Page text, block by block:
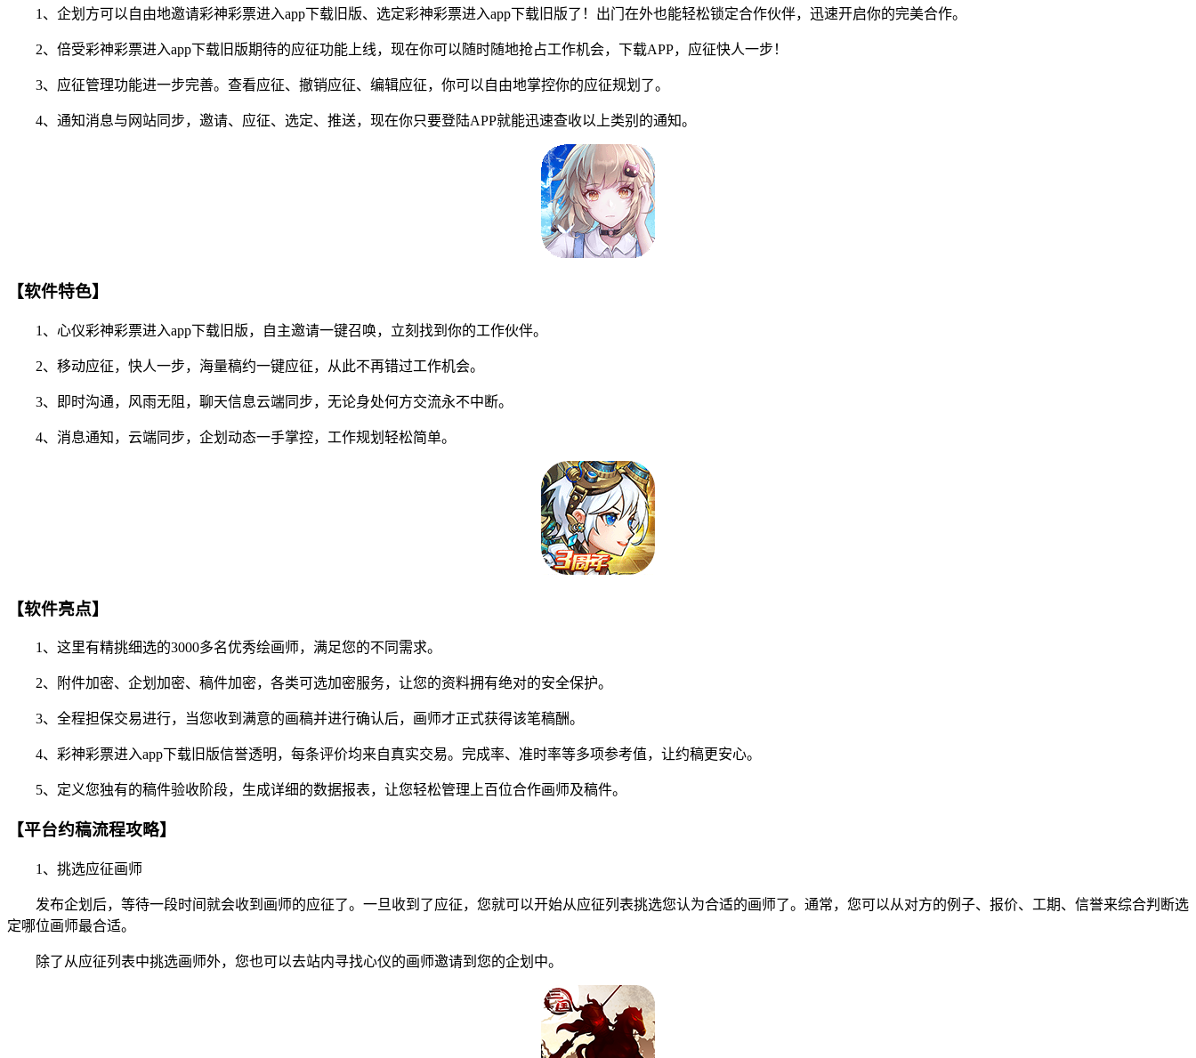
1、企划方可以自由地邀请彩神彩票进入app下载旧版、选定彩神彩票进入app下载旧版了！出门在外也能轻松锁定合作伙伴，迅速开启你的完美合作。
2、倍受彩神彩票进入app下载旧版期待的应征功能上线，现在你可以随时随地抢占工作机会，下载APP，应征快人一步！
3、应征管理功能进一步完善。查看应征、撤销应征、编辑应征，你可以自由地掌控你的应征规划了。
4、通知消息与网站同步，邀请、应征、选定、推送，现在你只要登陆APP就能迅速查收以上类别的通知。
【软件特色】
1、心仪彩神彩票进入app下载旧版，自主邀请一键召唤，立刻找到你的工作伙伴。
2、移动应征，快人一步，海量稿约一键应征，从此不再错过工作机会。
3、即时沟通，风雨无阻，聊天信息云端同步，无论身处何方交流永不中断。
4、消息通知，云端同步，企划动态一手掌控，工作规划轻松简单。
【软件亮点】
1、这里有精挑细选的3000多名优秀绘画师，满足您的不同需求。
2、附件加密、企划加密、稿件加密，各类可选加密服务，让您的资料拥有绝对的安全保护。
3、全程担保交易进行，当您收到满意的画稿并进行确认后，画师才正式获得该笔稿酬。
4、彩神彩票进入app下载旧版信誉透明，每条评价均来自真实交易。完成率、准时率等多项参考值，让约稿更安心。
5、定义您独有的稿件验收阶段，生成详细的数据报表，让您轻松管理上百位合作画师及稿件。
【平台约稿流程攻略】
1、挑选应征画师
发布企划后，等待一段时间就会收到画师的应征了。一旦收到了应征，您就可以开始从应征列表挑选您认为合适的画师了。通常，您可以从对方的例子、报价、工期、信誉来综合判断选
定哪位画师最合适。
除了从应征列表中挑选画师外，您也可以去站内寻找心仪的画师邀请到您的企划中。